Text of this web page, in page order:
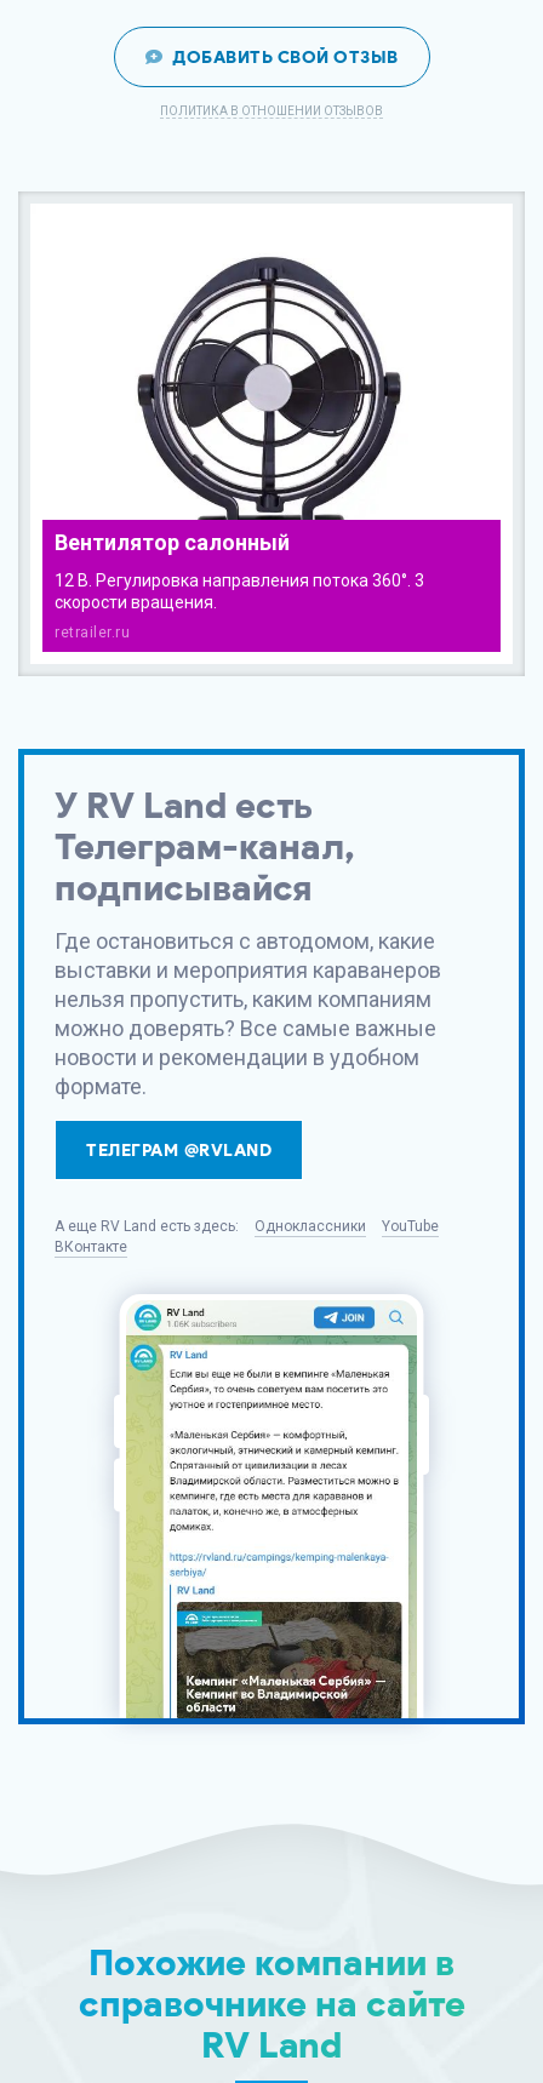
ДОБАВИТЬ СВОЙ ОТЗЫВ
ПОЛИТИКА В ОТНОШЕНИИ ОТЗЫВОВ
Вентилятор салонный
12 В. Регулировка направления потока 360°. 3
скорости вращения.
retrailer.ru
У RV Land есть
Телеграм-канал,
подписывайся
Где остановиться с автодомом, какие
выставки и мероприятия караванеров
нельзя пропустить, каким компаниям
можно доверять? Все самые важные
новости и рекомендации в удобном
формате.
ТЕЛЕГРАМ @RVLAND
А еще RV Land есть здесь: Одноклассники
YouTube
ВКонтакте
Похожие компании в
справочнике на сайте
RV Land